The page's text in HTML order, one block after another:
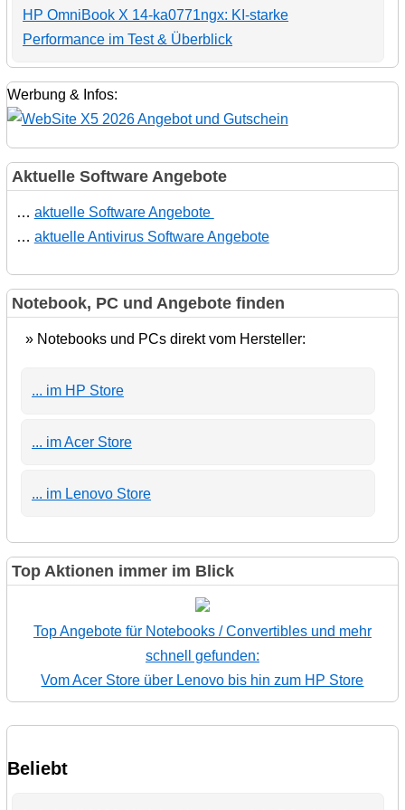
HP OmniBook X 14-ka0771ngx: KI-starke
Performance im Test & Überblick
Werbung & Infos:
Aktuelle Software Angebote
… aktuelle Software Angebote
… aktuelle Antivirus Software Angebote
Notebook, PC und Angebote finden
» Notebooks und PCs direkt vom Hersteller:
... im HP Store
... im Acer Store
... im Lenovo Store
Top Aktionen immer im Blick
Top Angebote für Notebooks / Convertibles und mehr
schnell gefunden:
Vom Acer Store über Lenovo bis hin zum HP Store
Beliebt